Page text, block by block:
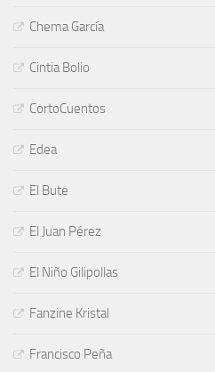
Chema García
Cintia Bolio
CortoCuentos
Edea
El Bute
El Juan Pérez
El Niño Gilipollas
Fanzine Kristal
Francisco Peña